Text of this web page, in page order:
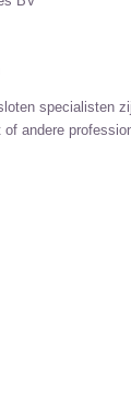
specialisten
andere